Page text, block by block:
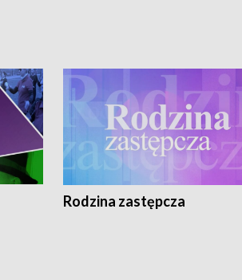
Rodzina zastępcza